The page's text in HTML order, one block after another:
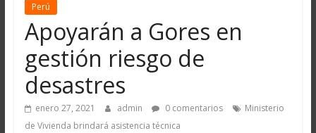
Perú
Apoyarán a Gores en
gestión riesgo de
desastres
enero 27, 2021 admin 0 comentarios
Ministerio
de Vivienda brindará asistencia técnica